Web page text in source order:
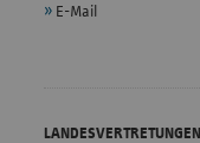
E-Mail
LANDESVERTRETUNGEN